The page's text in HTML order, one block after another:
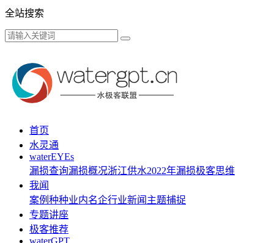
全站搜索
首页
水灵通
waterEYEs
漏损查询漏损概况浙江供水2022年漏损极客思维
我闻
案例种种业内名企行业新闻 主题捕捉
专题讲座
极客推荐
waterGPT